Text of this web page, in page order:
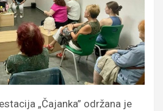
„Čajanka” održana je